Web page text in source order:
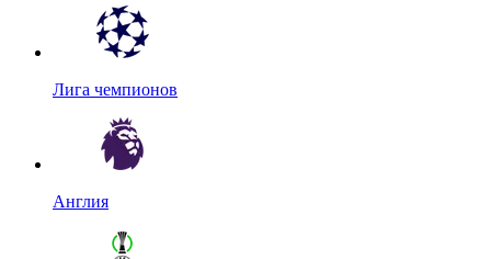
Лига чемпионов
Англия